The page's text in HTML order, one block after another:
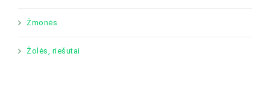
Žmonės
Žolės, riešutai